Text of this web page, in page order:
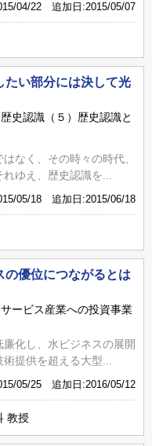
04/22 追加日:2015/05/07
たい部分には決して光
史認識（５）歴史認識と
なく、その時々の時代、
ゆえ、歴史認識を...
05/18 追加日:2015/06/18
の優位につながるとは
ービス産業への投資事業
化し、水ビジネスの展開
提供を超える大型...
05/25 追加日:2016/05/12
教授